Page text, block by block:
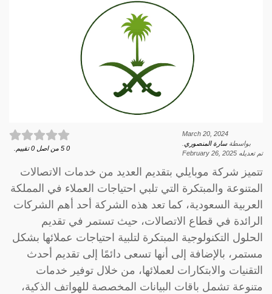
March 20, 2024
بواسطةسارة المنصوري
تم تعديله February 26, 2025
0
5 من اصل 0 تقييم.
تتميز شركة موبايلي بتقديم العديد من خدمات الاتصالات
المتنوعة والمبتكرة التي تلبي احتياجات العملاء في المملكة
العربية السعودية، كما تعد هذه الشركة أحد أهم الشركات
الرائدة في قطاع الاتصالات، حيث تستمر في تقديم
الحلول التكنولوجية المبتكرة لتلبية احتياجات عملائها بشكل
مستمر، بالإضافة إلى أنها تسعى دائمًا إلى تقديم أحدث
التقنيات والابتكارات لعملائها، من خلال توفير خدمات
متنوعة تشمل باقات البيانات المخصصة للهواتف الذكية،